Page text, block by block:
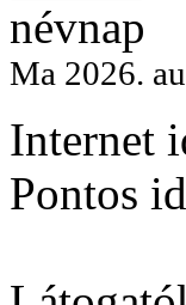
névnap
Ma 2026.
Internet
Pontos